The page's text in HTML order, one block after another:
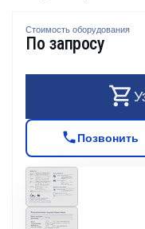
Стоимость оборудования
По запросу
Позвонить